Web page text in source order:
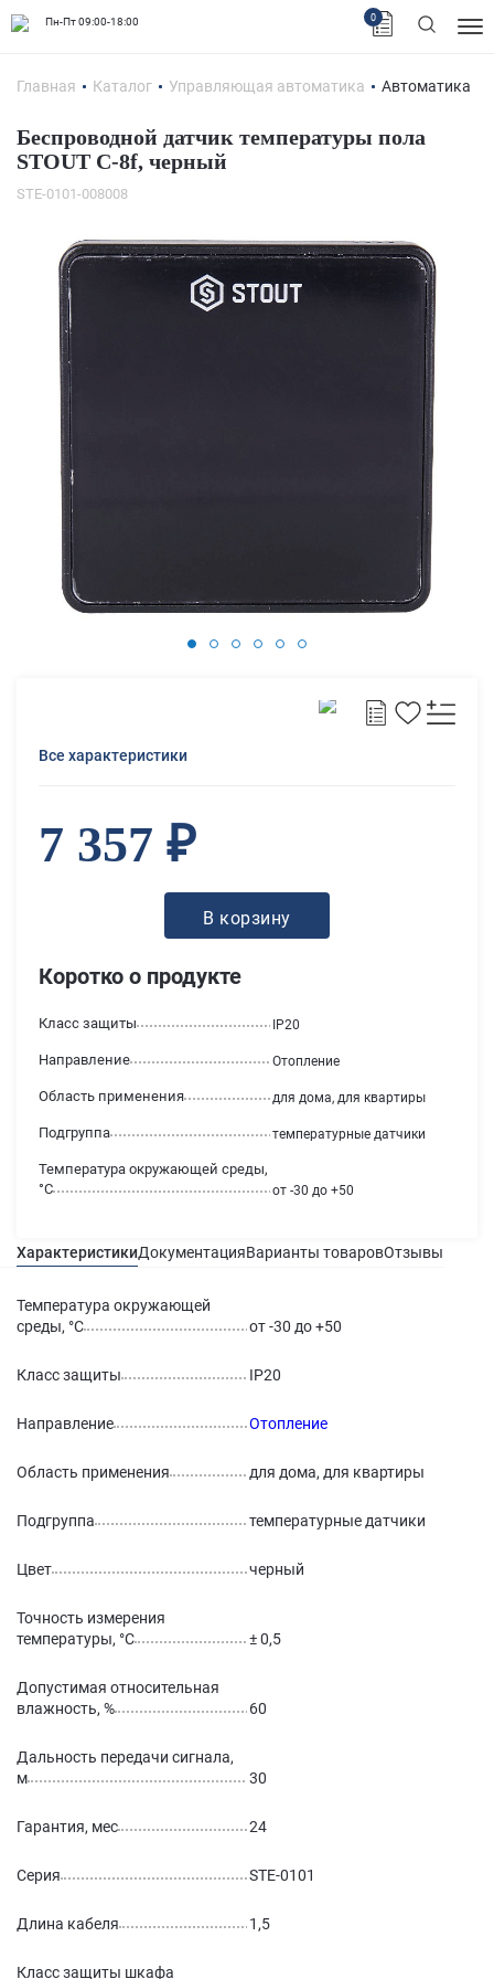
Пн-Пт 09:00-18:00 0
Главная Каталог Управляющая автоматика Автоматика
Беспроводной датчик температуры пола
STOUT C-8f, черный
STE-0101-008008
Коротко о продукте
Температура окружающей среды,
°С
от -30 до +50
Класс защиты IP20
Направление Отопление
Область применения для дома, для квартиры
Подгруппа температурные датчики
Все характеристики
7 357 ₽
В корзину
ХарактеристикиДокументацияВарианты товаровОтзывы
Температура окружающей
среды, °С
от -30 до +50
Класс защиты IP20
Направление Отопление
Область применения для дома, для квартиры
Подгруппа температурные датчики
Цвет черный
Точность измерения
температуры, °C
± 0,5
Допустимая относительная
влажность, %
60
Дальность передачи сигнала,
м
30
Гарантия, мес 24
Серия STE-0101
Длина кабеля 1,5
Класс защиты шкафа